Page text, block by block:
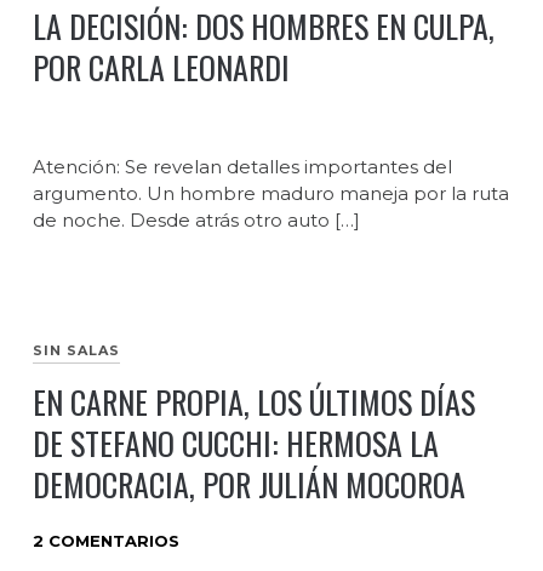
LA DECISIÓN: DOS HOMBRES EN CULPA,
POR CARLA LEONARDI
Atención: Se revelan detalles importantes del
argumento. Un hombre maduro maneja por la ruta
de noche. Desde atrás otro auto […]
SIN SALAS
EN CARNE PROPIA, LOS ÚLTIMOS DÍAS
DE STEFANO CUCCHI: HERMOSA LA
DEMOCRACIA, POR JULIÁN MOCOROA
2 COMENTARIOS